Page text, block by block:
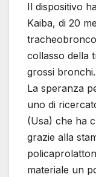
Il dispositivo
Kaiba, di 20
collasso della
grossi bronchi.
La speranza
uno di
(Usa) che ha
grazie alla
materiale un